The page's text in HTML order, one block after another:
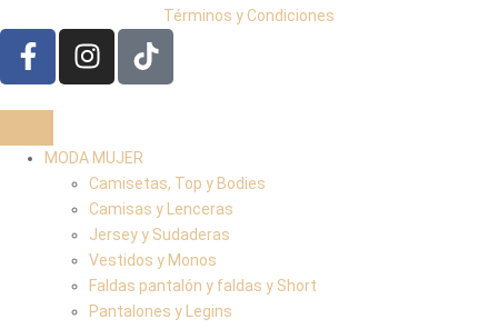
Términos y Condiciones
MODA MUJER
Camisetas, Top y Bodies
Camisas y Lenceras
Jersey y Sudaderas
Vestidos y Monos
Faldas pantalón y faldas y Short
Pantalones y Legins